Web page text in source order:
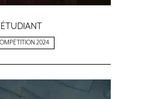
2024